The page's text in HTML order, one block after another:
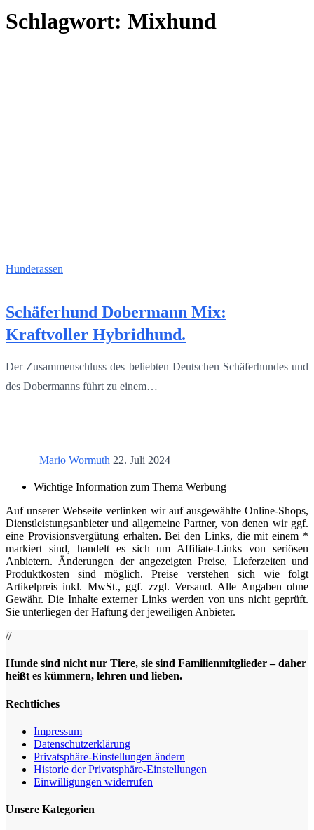
Schlagwort: Mixhund
Hunderassen
Schäferhund Dobermann Mix:
Kraftvoller Hybridhund.
Der Zusammenschluss des beliebten Deutschen Schäferhundes und
des Dobermanns führt zu einem…
Mario Wormuth 22. Juli 2024
Wichtige Information zum Thema Werbung
Auf unserer Webseite verlinken wir auf ausgewählte Online-Shops,
Dienstleistungsanbieter und allgemeine Partner, von denen wir ggf.
eine Provisionsvergütung erhalten. Bei den Links, die mit einem *
markiert sind, handelt es sich um Affiliate-Links von seriösen
Anbietern. Änderungen der angezeigten Preise, Lieferzeiten und
Produktkosten sind möglich. Preise verstehen sich wie folgt
Artikelpreis inkl. MwSt., ggf. zzgl. Versand. Alle Angaben ohne
Gewähr. Die Inhalte externer Links werden von uns nicht geprüft.
Sie unterliegen der Haftung der jeweiligen Anbieter.
//
Hunde sind nicht nur Tiere, sie sind Familienmitglieder – daher
heißt es kümmern, lehren und lieben.
Rechtliches
Impressum
Datenschutz­erklärung
Privatsphäre-Einstellungen ändern
Historie der Privatsphäre-Einstellungen
Einwilligungen widerrufen
Unsere Kategorien